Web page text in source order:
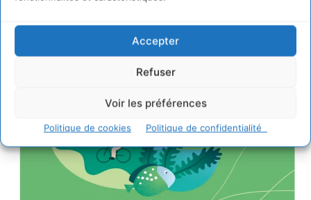
Accepter
Refuser
Voir les préférences
Politique de cookies Politique de confidentialité